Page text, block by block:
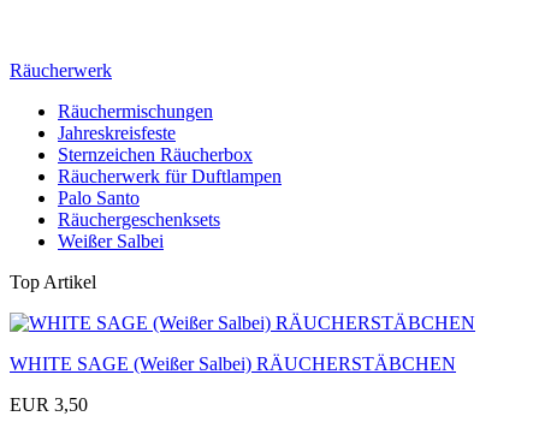
Räucherwerk
Räuchermischungen
Jahreskreisfeste
Sternzeichen Räucherbox
Räucherwerk für Duftlampen
Palo Santo
Räuchergeschenksets
Weißer Salbei
Top Artikel
WHITE SAGE (Weißer Salbei) RÄUCHERSTÄBCHEN
EUR 3,50